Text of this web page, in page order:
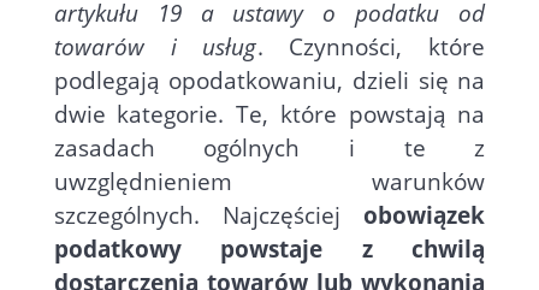
artykułu 19 a ustawy o podatku od
towarów i usług. Czynności, które
podlegają opodatkowaniu, dzieli się na
dwie kategorie. Te, które powstają na
zasadach ogólnych i te z
uwzględnieniem warunków
szczególnych. Najczęściej obowiązek
podatkowy powstaje z chwilą
dostarczenia towarów lub wykonania